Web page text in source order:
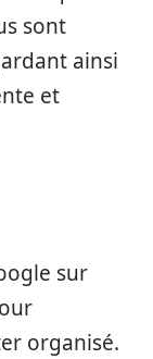
sont
ainsi
et
sur
organisé.